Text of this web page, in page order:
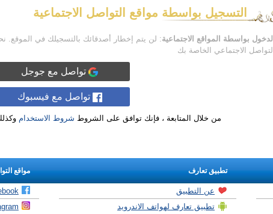
التسجيل بواسطة مواقع التواصل الاجتماعية
الدخول بواسطة المواقع الاجتماعية: لن يتم إخطار أصدقائك بالتسجيلك في
التواصل الاجتماعي الخاصة بك
تواصل مع جوجل
تواصل مع فيسبوك
من خلال المتابعة ، فإنك توافق على الشروط شروط الاستخدام
تطبيق تعارف مواقع
عن التطبيق
تطبيق تعارف لهواتف الاندرويد